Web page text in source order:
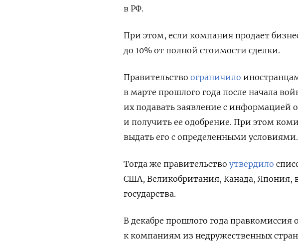
в РФ.
При этом, если компания продает
до 10% от полной стоимости сделки.
Правительство ограничило
в марте прошлого года после начала
их подавать заявление с информацией
и получить ее одобрение. При этом
выдать его с определенными условиями.
Тогда же правительство утвердило
США, Великобритания, Канада, Япония,
государства.
В декабре прошлого года правкомиссия
к компаниям из недружественных